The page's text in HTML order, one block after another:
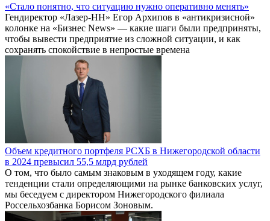
«Стало понятно, что ситуацию нужно оперативно менять»
Гендиректор «Лазер-НН» Егор Архипов в «антикризисной»
колонке на «Бизнес News» — какие шаги были предприняты,
чтобы вывести предприятие из сложной ситуации, и как
сохранять спокойствие в непростые времена
Объем кредитного портфеля РСХБ в Нижегородской области
в 2024 превысил 55,5 млрд рублей
О том, что было самым знаковым в уходящем году, какие
тенденции стали определяющими на рынке банковских услуг,
мы беседуем с директором Нижегородского филиала
Россельхозбанка Борисом Зоновым.